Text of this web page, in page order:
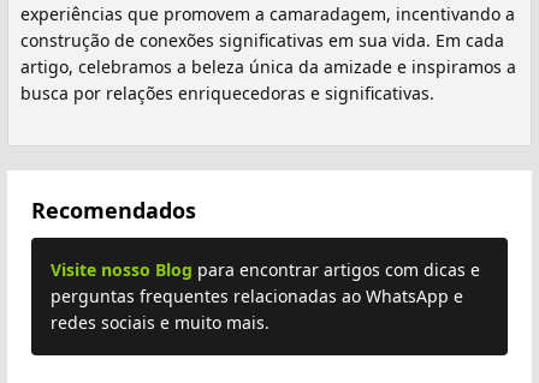
experiências que promovem a camaradagem, incentivando a
construção de conexões significativas em sua vida. Em cada
artigo, celebramos a beleza única da amizade e inspiramos a
busca por relações enriquecedoras e significativas.
Recomendados
Visite nosso Blog para encontrar artigos com dicas e
perguntas frequentes relacionadas ao WhatsApp e
redes sociais e muito mais.